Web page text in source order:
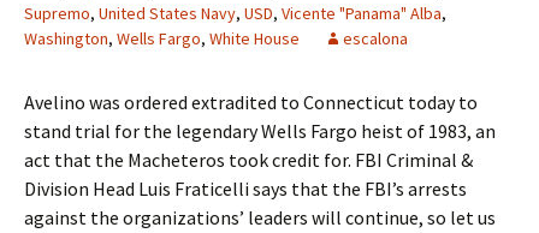
Supremo, United States Navy, USD, Vicente "Panama" Alba,
Washington, Wells Fargo, White House escalona
Avelino was ordered extradited to Connecticut today to
stand trial for the legendary Wells Fargo heist of 1983, an
act that the Macheteros took credit for. FBI Criminal &
Division Head Luis Fraticelli says that the FBI’s arrests
against the organizations’ leaders will continue, so let us